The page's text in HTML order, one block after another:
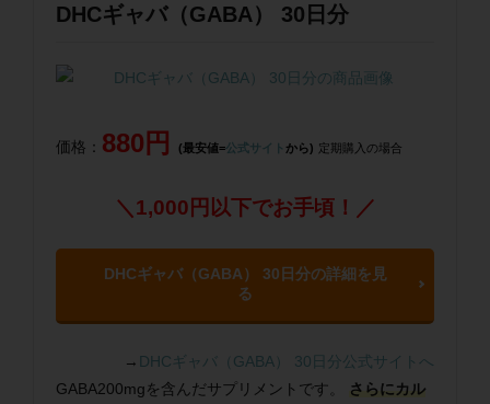
DHCギャバ（GABA） 30日分
価格： 880円 (最安値=公式サイト から) 定期購入の場合
＼1,000円以下でお手頃！／
DHCギャバ（GABA） 30日分の詳細を見
る
→ DHCギャバ（GABA） 30日分公式サイトへ
GABA200mgを含んだサプリメントです。
さらにカル